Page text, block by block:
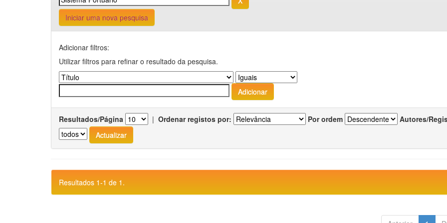
Iniciar uma nova pesquisa
Adicionar filtros:
Utilizar filtros para refinar o resultado da pesquisa.
Resultados/Página | Ordenar registos por: Por ordem Autores/
Resultados 1-1 de 1.